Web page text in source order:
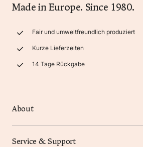
Made in Europe. Since 1980.
Fair und umweltfreundlich produziert
Kurze Lieferzeiten
14 Tage Rückgabe
About
Service & Support